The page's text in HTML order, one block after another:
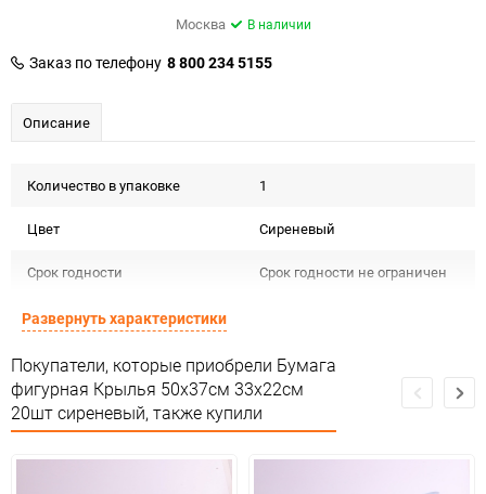
Москва В наличии
Заказ по телефону 8 800 234 5155
Описание
Количество в упаковке 1
Цвет Сиреневый
Срок годности Срок годности не ограничен
Предназначение товара
Сертификация Не подлежит сертификации
Особые условия Особых условий не требует
Развернуть характеристики
Покупатели, которые приобрели Бумага
фигурная Крылья 50х37см 33х22см
20шт сиреневый, также купили